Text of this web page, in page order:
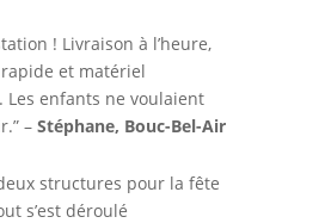
! Livraison à l’heure,
et matériel
Les enfants ne voulaient
–Stéphane, Bouc-Bel-Air
structures pour la fête
s’est déroulé